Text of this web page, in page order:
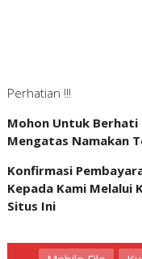
Perhatian !!!
Mohon Untuk Berhati
Mengatas Namakan
Konfirmasi
Kepada Kami Melalui
Situs Ini